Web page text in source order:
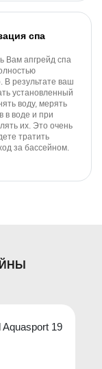
спа
Вам апгрейд спа
В результате ваш
установленный
воду, мерять
в воде и при
их. Это очень
тратить
за бассейном.